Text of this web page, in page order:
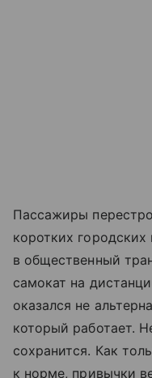
Пассажиры
коротких
в общественный
самокат на
оказался не
который работает.
сохранится. Как
к норме, привычки